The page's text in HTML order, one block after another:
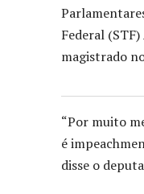
P
Federal
magistrado
“Por muito
é
disse o